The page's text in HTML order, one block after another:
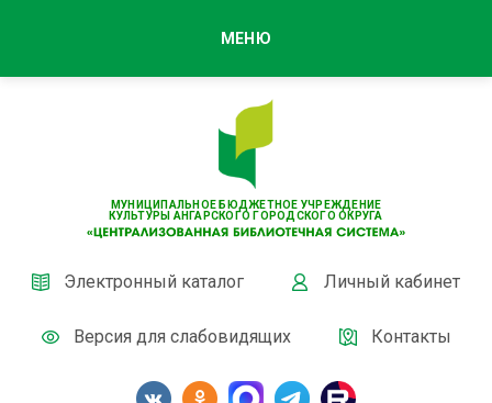
МУНИЦИПАЛЬНОЕ БЮДЖЕТНОЕ УЧРЕЖДЕНИЕ
КУЛЬТУРЫ АНГАРСКОГО ГОРОДСКОГО ОКРУГА
Электронный каталог Личный кабинет
Версия для слабовидящих Контакты
МЕНЮ